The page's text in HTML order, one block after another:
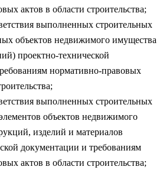
актов в области строительства;
выполненных строительных
объектов недвижимого имущества
проектно-технической
нормативно-правовых
выполненных строительных
объектов недвижимого
изделий и материалов
документации и требованиям
актов в области строительства;